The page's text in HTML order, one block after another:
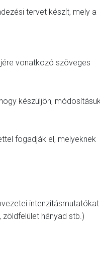
tervet készít, mely a
vonatkozó szöveges
készüljön,
fogadják el, melyeknek
intenzitásmutatókat
hányad stb.)